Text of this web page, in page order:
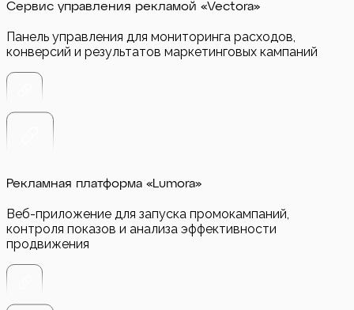
Сервис управления рекламой «Vectora»
Панель управления для мониторинга расходов,
конверсий и результатов маркетинговых кампаний
Рекламная платформа «Lumora»
Веб-приложение для запуска промокампаний,
контроля показов и анализа эффективности
продвижения